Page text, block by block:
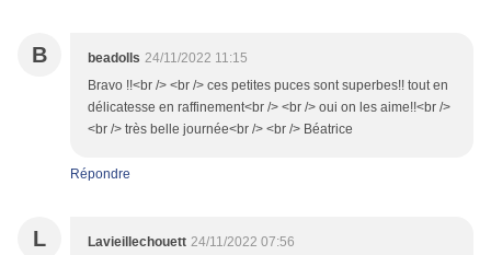
B beadolls 24/11/2022 11:15
Bravo !!<br /> <br /> ces petites puces sont superbes!! tout en
délicatesse en raffinement<br /> <br /> oui on les aime!!<br />
<br /> très belle journée<br /> <br /> Béatrice
Répondre
L Lavieillechouett 24/11/2022 07:56